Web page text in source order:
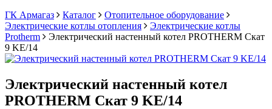
ГК Армагаз
Каталог
Отопительное оборудование
Электрические котлы отопления
Электрические котлы
Protherm
Электрический настенный котел PROTHERM Скат
9 KE/14
Электрический настенный котел
PROTHERM Скат 9 KE/14